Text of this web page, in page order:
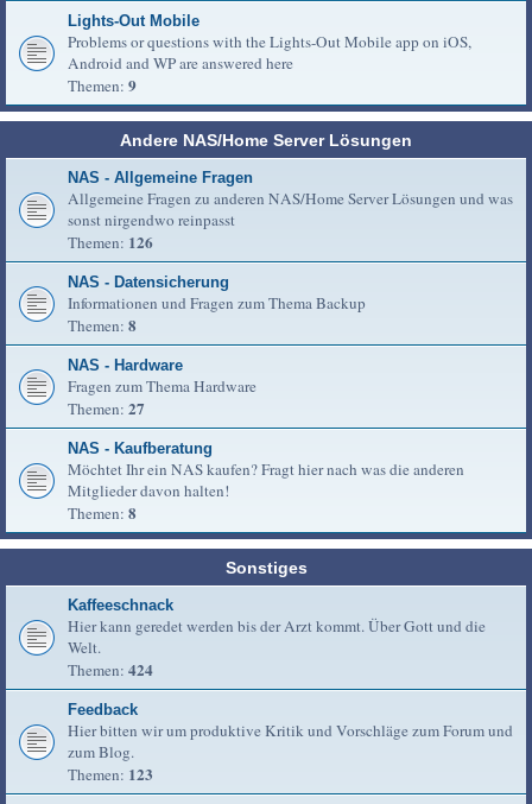
Lights-Out Mobile
Problems or questions with the Lights-Out Mobile app on iOS,
Android and WP are answered here
Themen: 9
Andere NAS/Home Server Lösungen
NAS - Allgemeine Fragen
Allgemeine Fragen zu anderen NAS/Home Server Lösungen und was
sonst nirgendwo reinpasst
Themen: 126
NAS - Datensicherung
Informationen und Fragen zum Thema Backup
Themen: 8
NAS - Hardware
Fragen zum Thema Hardware
Themen: 27
NAS - Kaufberatung
Möchtet Ihr ein NAS kaufen? Fragt hier nach was die anderen
Mitglieder davon halten!
Themen: 8
Sonstiges
Kaffeeschnack
Hier kann geredet werden bis der Arzt kommt. Über Gott und die
Welt.
Themen: 424
Feedback
Hier bitten wir um produktive Kritik und Vorschläge zum Forum und
zum Blog.
Themen: 123